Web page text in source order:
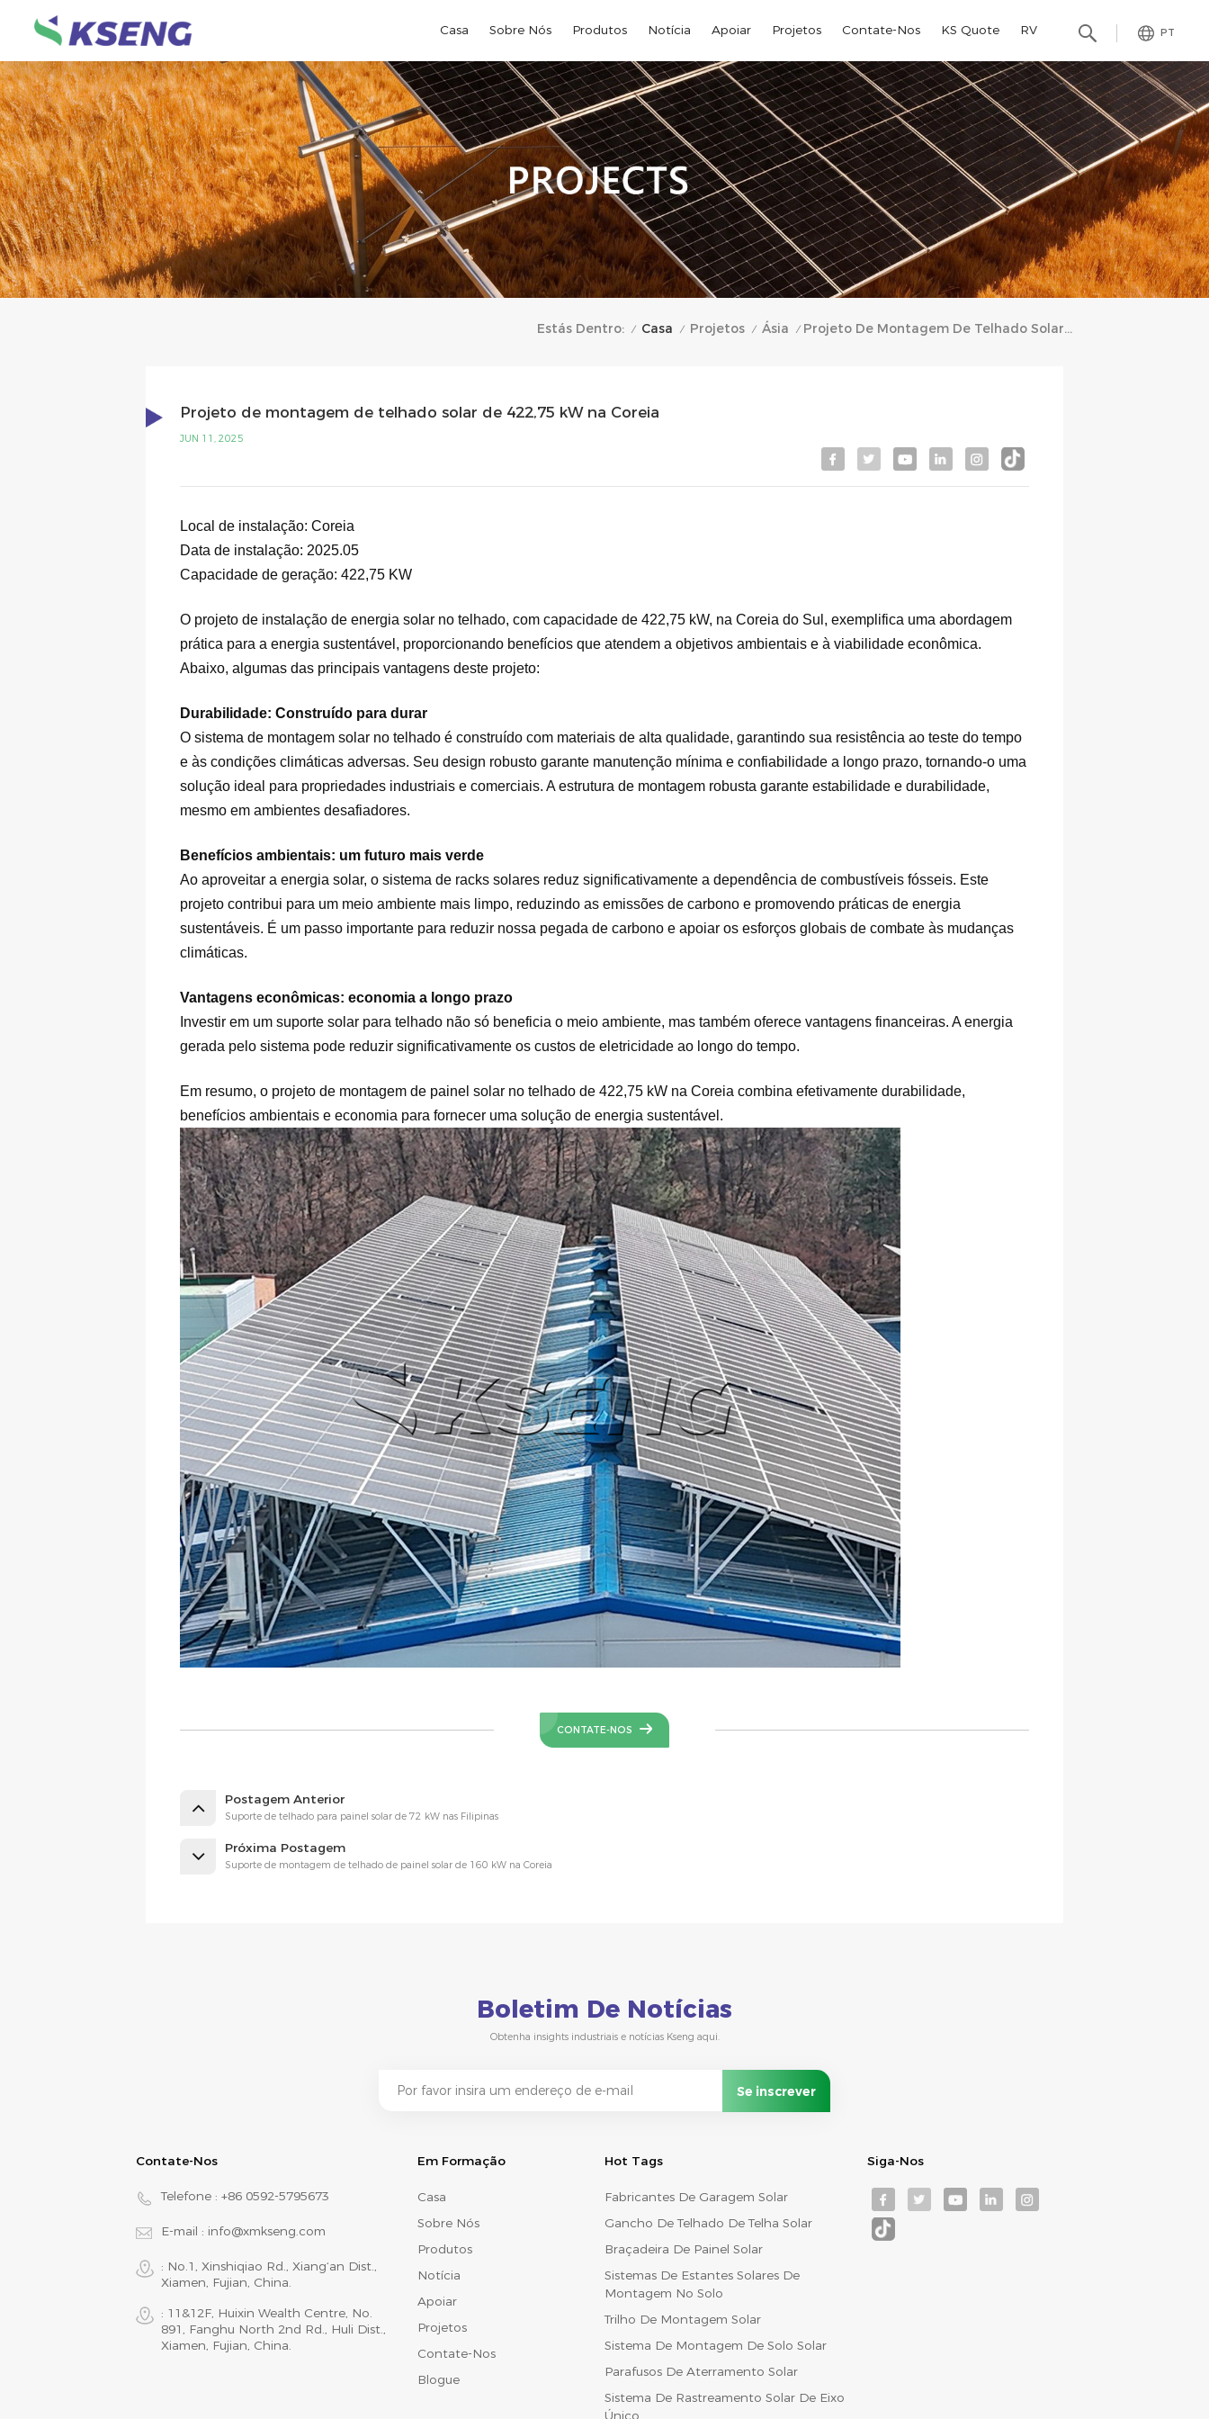
PT
Casa Sobre Nós Produtos Notícia Apoiar Projetos Contate-Nos KS Quote RV
Estás Dentro: / Casa / Projetos / Ásia / Projeto De Montagem De Telhado Solar De 422,75 KW Na Coreia
Projeto de montagem de telhado solar de 422,75 kW na Coreia
JUN 11, 2025
Local de instalação: Coreia
Data de instalação: 2025.05
Capacidade de geração: 422,75 KW
O projeto de instalação de energia solar no telhado, com capacidade de 422,75 kW, na Coreia do Sul, exemplifica uma abordagem
prática para a energia sustentável, proporcionando benefícios que atendem a objetivos ambientais e à viabilidade econômica.
Abaixo, algumas das principais vantagens deste projeto:
Durabilidade: Construído para durar
O sistema de montagem solar no telhado é construído com materiais de alta qualidade, garantindo sua resistência ao teste do tempo
e às condições climáticas adversas. Seu design robusto garante manutenção mínima e confiabilidade a longo prazo, tornando-o uma
solução ideal para propriedades industriais e comerciais. A estrutura de montagem robusta garante estabilidade e durabilidade,
mesmo em ambientes desafiadores.
Benefícios ambientais: um futuro mais verde
Ao aproveitar a energia solar, o sistema de racks solares reduz significativamente a dependência de combustíveis fósseis. Este
projeto contribui para um meio ambiente mais limpo, reduzindo as emissões de carbono e promovendo práticas de energia
sustentáveis. É um passo importante para reduzir nossa pegada de carbono e apoiar os esforços globais de combate às mudanças
climáticas.
Vantagens econômicas: economia a longo prazo
Investir em um suporte solar para telhado não só beneficia o meio ambiente, mas também oferece vantagens financeiras. A energia
gerada pelo sistema pode reduzir significativamente os custos de eletricidade ao longo do tempo.
Em resumo, o projeto de montagem de painel solar no telhado de 422,75 kW na Coreia combina efetivamente durabilidade,
benefícios ambientais e economia para fornecer uma solução de energia sustentável.
CONTATE-NOS
Postagem Anterior
Suporte de telhado para painel solar de 72 kW nas Filipinas
Próxima Postagem
Suporte de montagem de telhado de painel solar de 160 kW na Coreia
Boletim De Notícias
Obtenha insights industriais e notícias Kseng aqui.
Contate-Nos
Telefone : +86 0592-5795673
E-mail : info@xmkseng.com
: No.1, Xinshiqiao Rd., Xiang‘an Dist.,
Xiamen, Fujian, China.
: 11&12F, Huixin Wealth Centre, No.
891, Fanghu North 2nd Rd., Huli Dist.,
Xiamen, Fujian, China.
Em Formação
Casa
Sobre Nós
Produtos
Notícia
Apoiar
Projetos
Contate-Nos
Blogue
Hot Tags
Fabricantes De Garagem Solar
Gancho De Telhado De Telha Solar
Braçadeira De Painel Solar
Sistemas De Estantes Solares De
Montagem No Solo
Trilho De Montagem Solar
Sistema De Montagem De Solo Solar
Parafusos De Aterramento Solar
Sistema De Rastreamento Solar De Eixo
Único
Siga-Nos